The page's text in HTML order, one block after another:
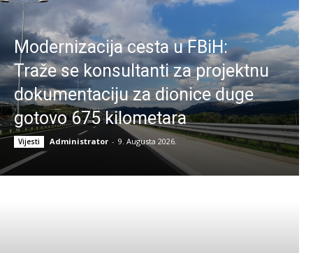
Modernizacija cesta u FBiH:
Traže se konsultanti za projektnu
dokumentaciju za dionice duge
gotovo 675 kilometara
Vijesti Administrator - 9. Augusta 2026.